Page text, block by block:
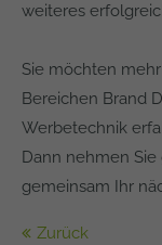
weiteres
Sie möchten
Bereichen Brand
Werbetechnik
Dann nehmen
gemeinsam Ihr
Zurück